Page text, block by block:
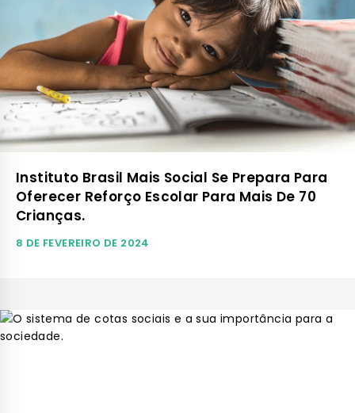
Instituto Brasil Mais Social Se Prepara Para
Oferecer Reforço Escolar Para Mais De 70
Crianças.
8 DE FEVEREIRO DE 2024